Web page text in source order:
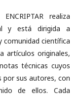
realiza
y está dirigida a
comunidad científica
artículos originales,
técnicas cuyos
por sus autores, con
de ellos. Cada